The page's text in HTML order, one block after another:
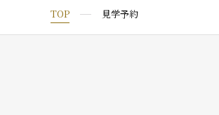
TOP 見学予約